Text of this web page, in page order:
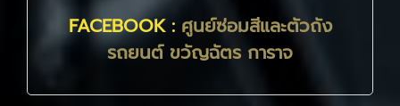
FACEBOOK : ศูนย์ซ่อมสีและตัวถัง
รถยนต์ ขวัญฉัตร การาจ